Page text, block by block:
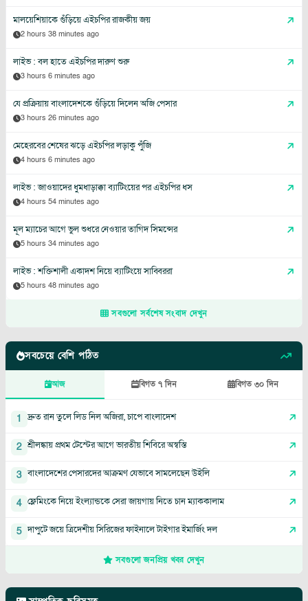
মালয়েশিয়াকে গুঁড়িয়ে এইচপির রাজকীয় জয়
2 hours 38 minutes ago
লাইভ : বল হাতে এইচপির দারুণ শুরু
3 hours 6 minutes ago
যে প্রক্রিয়ায় বাংলাদেশকে গুঁড়িয়ে দিলেন অজি পেসার
3 hours 26 minutes ago
মেহেরবের শেষের ঝড়ে এইচপির লড়াকু পুঁজি
4 hours 6 minutes ago
লাইভ : জাওয়াদের ধুমধাড়াক্কা ব্যাটিংয়ের পর এইচপির ধস
4 hours 54 minutes ago
মূল ম্যাচের আগে ভুল শুধরে নেওয়ার তাগিদ সিমন্সের
5 hours 34 minutes ago
লাইভ : শক্তিশালী একাদশ নিয়ে ব্যাটিংয়ে সাব্বিররা
5 hours 48 minutes ago
সবগুলো সর্বশেষ সংবাদ দেখুন
সবচেয়ে বেশি পঠিত
আজ বিগত ৭ দিন বিগত ৩০ দিন
1 দ্রুত রান তুলে লিড নিল অজিরা, চাপে বাংলাদেশ
2 শ্রীলঙ্কায় প্রথম টেস্টের আগে ভারতীয় শিবিরে অস্বস্তি
3 বাংলাদেশের পেসারদের আক্রমণ যেভাবে সামলেছেন উইলি
4 ফ্লেমিংকে নিয়ে ইংল্যান্ডকে সেরা জায়গায় নিতে চান ম্যাককালাম
5 দাপুটে জয়ে ত্রিদেশীয় সিরিজের ফাইনালে টাইগার ইমার্জিং দল
সবগুলো জনপ্রিয় খবর দেখুন